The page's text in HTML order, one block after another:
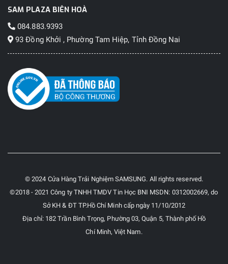
SAM PLAZA BIÊN HOÀ
084.883.9393
93 Đồng Khởi , Phường Tam Hiệp, Tỉnh Đồng Nai
© 2024 Cửa Hàng Trải Nghiệm SAMSUNG. All rights reserved.
©2018 - 2021 Công ty TNHH TMDV Tin Học BNI MSDN: 0312002669, do
Sở KH & ĐT TP.Hồ Chí Minh cấp ngày 11/10/2012
Địa chỉ: 182 Trần Bình Trọng, Phường 03, Quận 5, Thành phố Hồ
Chí Minh, Việt Nam.